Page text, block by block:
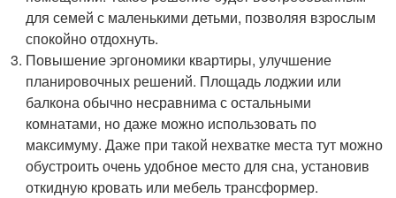
для семей с маленькими детьми, позволяя взрослым
спокойно отдохнуть.
Повышение эргономики квартиры, улучшение
планировочных решений. Площадь лоджии или
балкона обычно несравнима с остальными
комнатами, но даже можно использовать по
максимуму. Даже при такой нехватке места тут можно
обустроить очень удобное место для сна, установив
откидную кровать или мебель трансформер.